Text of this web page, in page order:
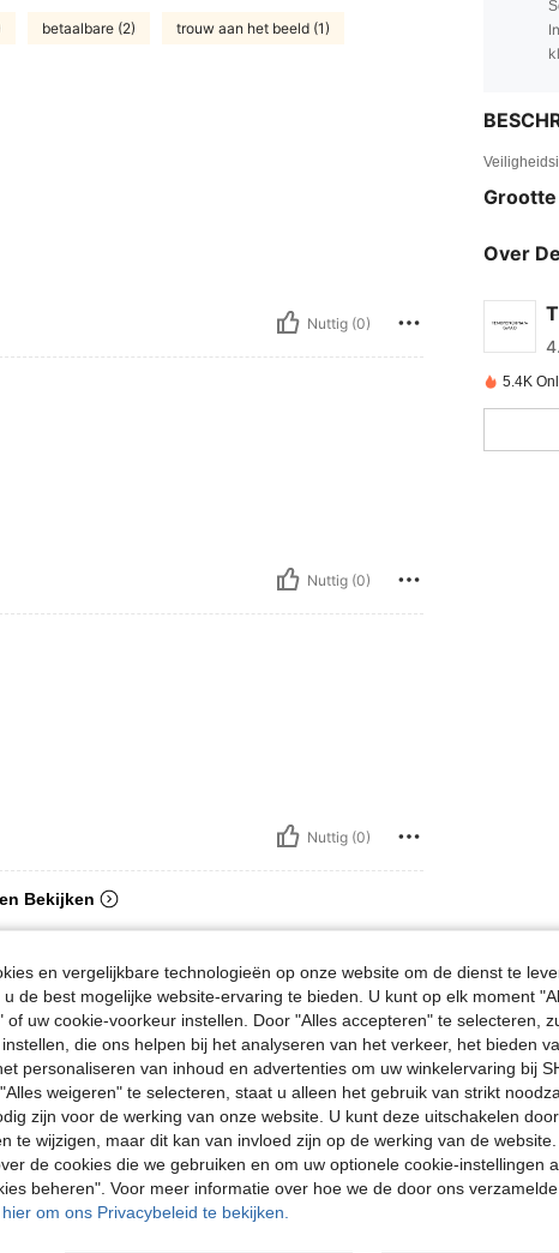
betaalbare (2) trouw aan het beeld (1)
Nuttig (0)
Nuttig (0)
Nuttig (0)
Bekijken
Grootte
Over
5.4K
en vergelijkbare technologieën op onze website om de dienst te
de best mogelijke website-ervaring te bieden. U kunt op elk moment
of uw cookie-voorkeur instellen. Door "Alles accepteren" te selecteren,
die ons helpen bij het analyseren van het verkeer, het bieden
personaliseren van inhoud en advertenties om uw winkelervaring bij
weigeren" te selecteren, staat u alleen het gebruik van strikt
zijn voor de werking van onze website. U kunt deze uitschakelen
te wijzigen, maar dit kan van invloed zijn op de werking van de
de cookies die we gebruiken en om uw optionele cookie-instellingen
beheren". Voor meer informatie over hoe we de door ons
om ons Privacybeleid te bekijken.